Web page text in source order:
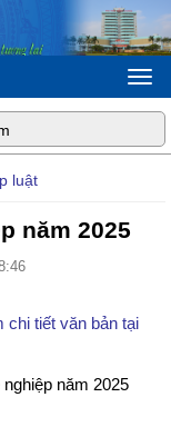
luật
năm 2025
chi tiết văn bản tại
năm 2025